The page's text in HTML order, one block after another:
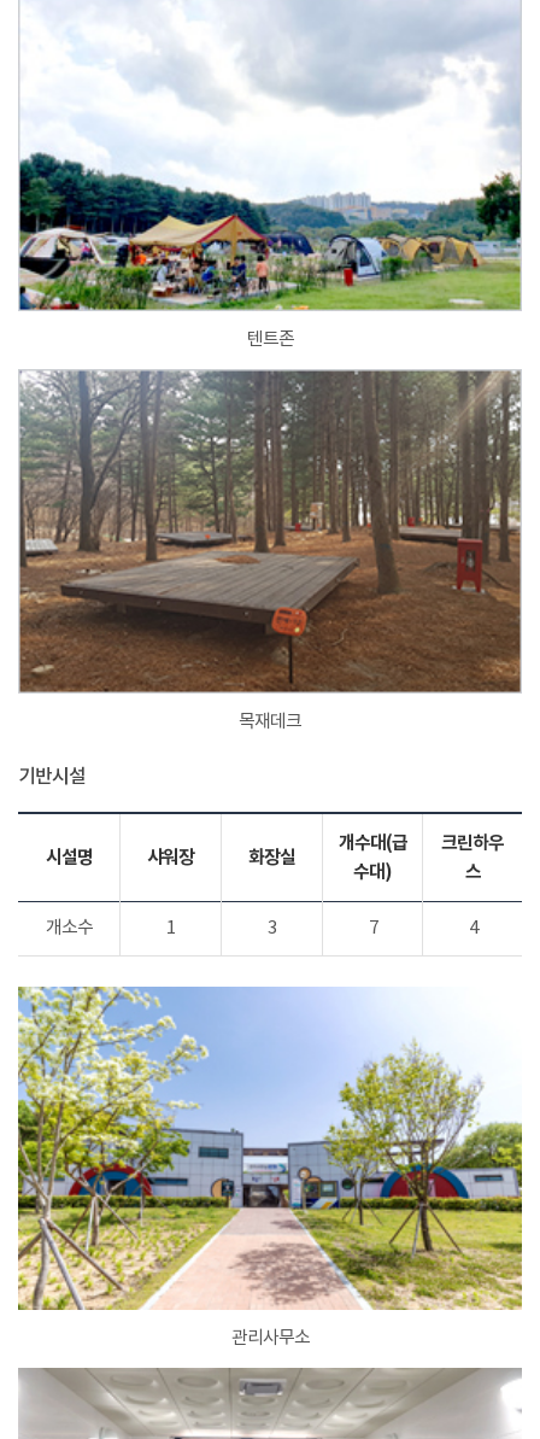
텐트존
목재데크
기반시설
시설명 샤워장 화장실
개수대(급
수대)
크린하우
스
개소수 1 3 7 4
관리사무소